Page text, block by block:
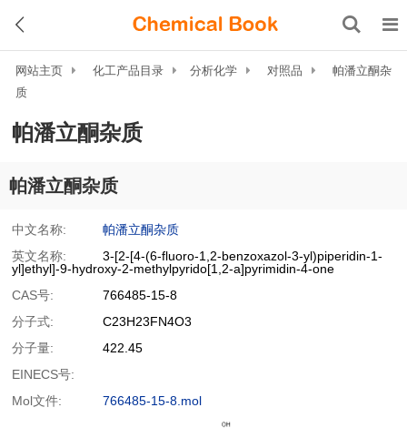
网站主页 化工产品目录 分析化学 对照品
帕潘立酮杂
质
帕潘立酮杂质
帕潘立酮杂质
中文名称:
帕潘立酮杂质
英文名称:
3-[2-[4-(6-fluoro-1,2-benzoxazol-3-yl)piperidin-1-
yl]ethyl]-9-hydroxy-2-methylpyrido[1,2-a]pyrimidin-4-one
CAS号:
766485-15-8
分子式:
C23H23FN4O3
分子量:
422.45
EINECS号:
Mol文件:
766485-15-8.mol